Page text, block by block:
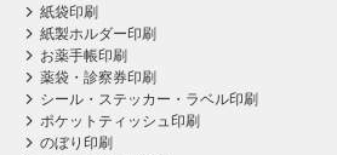
紙袋印刷
紙製ホルダー印刷
お薬手帳印刷
薬袋・診察券印刷
シール・ステッカー・ラベル印刷
ポケットティッシュ印刷
のぼり印刷